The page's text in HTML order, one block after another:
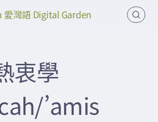
愛灣語 Digital Garden
衷學
’amis